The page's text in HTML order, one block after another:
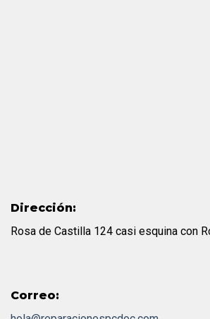
Dirección:
Rosa de Castilla 124 casi esquina con
Correo: